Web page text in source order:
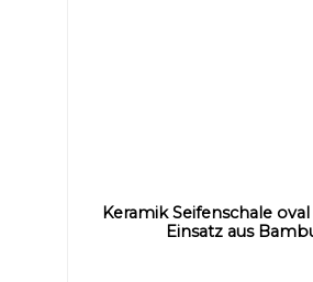
Keramik Seifenschale
Einsatz aus